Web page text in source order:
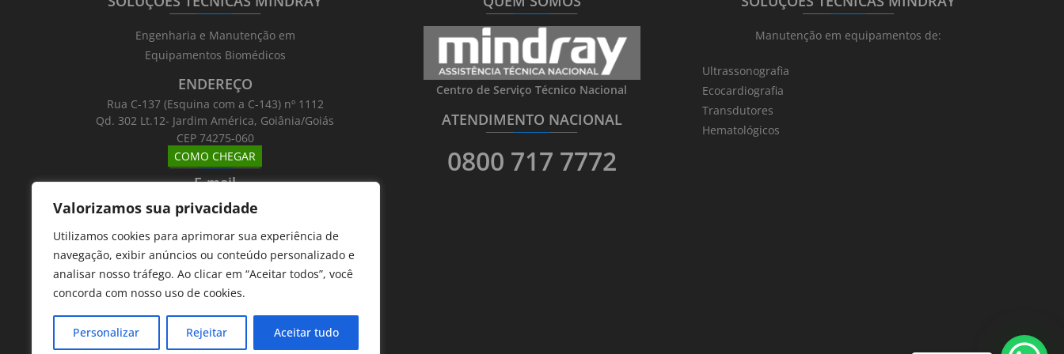
Valorizamos sua privacidade
Utilizamos cookies para aprimorar sua experiência de
navegação, exibir anúncios ou conteúdo personalizado e
analisar nosso tráfego. Ao clicar em “Aceitar todos”, você
concorda com nosso uso de cookies.
Personalizar Rejeitar Aceitar tudo
_______________________
Engenharia e Manutenção em
Equipamentos Biomédicos
ENDEREÇO
Rua C-137 (Esquina com a C-143) nº 1112
Qd. 302 Lt.12- Jardim América, Goiânia/Goiás
CEP 74275-060
COMO CHEGAR
_______________________
E-mail
Email: atntecnologiabrasil@gmail.com
Telefones
_______ ________________
62 9 8610 7777
11 9 7533 5757
_______________________
Centro de Serviço Técnico Nacional
ATENDIMENTO NACIONAL
_______________________
0800 717 7772
_______________________
Manutenção em equipamentos de:
Ultrassonografia
Ecocardiografia
Transdutores
Hematológicos